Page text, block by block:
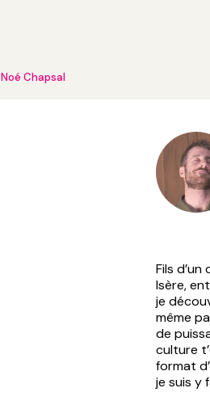
Noé Chapsal
Fils
Isère,
je
même
de
culture
format
je suis y